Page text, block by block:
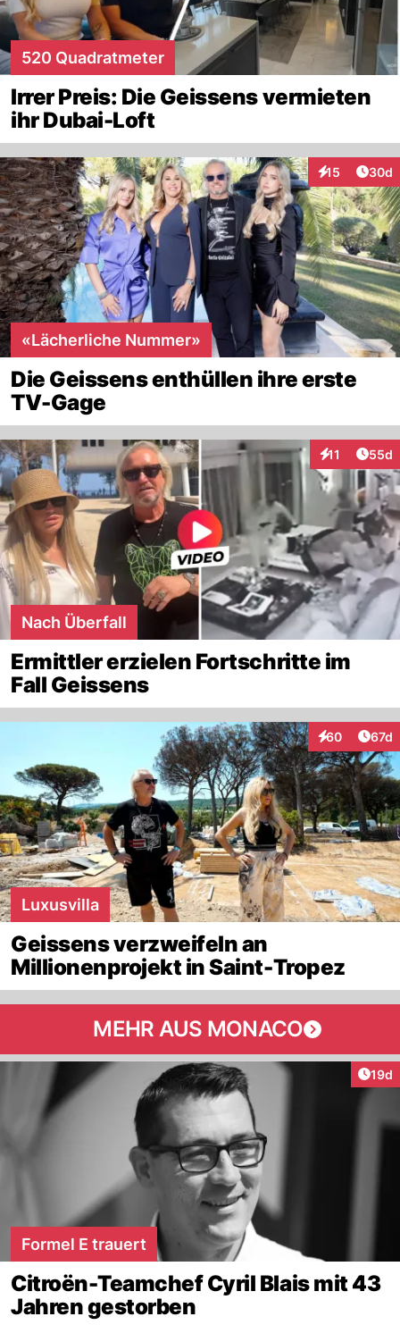
520 Quadratmeter
Irrer Preis: Die Geissens vermieten
ihr Dubai-Loft
15
Interaktionen
30d
«Lächerliche Nummer»
Die Geissens enthüllen ihre erste
TV-Gage
11
Interaktionen
55d
Nach Überfall
Ermittler erzielen Fortschritte im
Fall Geissens
60
Interaktionen
67d
Luxusvilla
Geissens verzweifeln an
Millionenprojekt in Saint-Tropez
MEHR AUS MONACO
19d
Formel E trauert
Citroën-Teamchef Cyril Blais mit 43
Jahren gestorben